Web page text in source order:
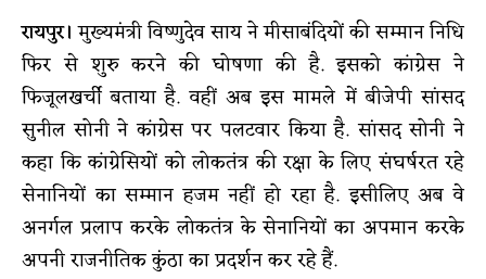
रायपुर।मुख्यमंत्री विष्णुदेव साय ने मीसाबंदियों की सम्मान निधि
फिर से शुरु करने की घोषणा की है. इसको कांग्रेस ने
फिजूलखर्ची बताया है. वहीं अब इस मामले में बीजेपी सांसद
सुनील सोनी ने कांग्रेस पर पलटवार किया है. सांसद सोनी ने
कहा कि कांग्रेसियों को लोकतंत्र की रक्षा के लिए संघर्षरत रहे
सेनानियों का सम्मान हजम नहीं हो रहा है. इसीलिए अब वे
अनर्गल प्रलाप करके लोकतंत्र के सेनानियों का अपमान करके
अपनी राजनीतिक कुंठा का प्रदर्शन कर रहे हैं.